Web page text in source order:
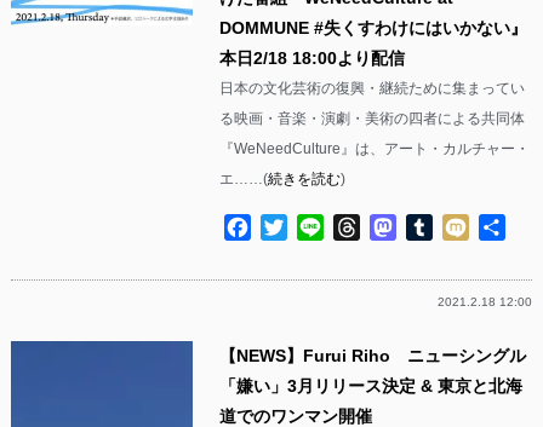
DOMMUNE #失くすわけにはいかない』
本日2/18 18:00より配信
日本の文化芸術の復興・継続ために集まってい
る映画・音楽・演劇・美術の四者による共同体
『WeNeedCulture』は、アート・カルチャー・
エ……(続きを読む)
Facebook
TwitterLine ThreadsMastodon
Tumblr
Mixi
2021.2.18 12:00
【NEWS】Furui Riho ニューシングル
「嫌い」3月リリース決定 & 東京と北海
道でのワンマン開催